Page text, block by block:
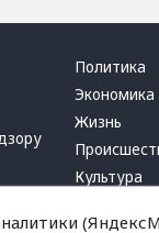
Политика
Экономика
Жизнь
Культура